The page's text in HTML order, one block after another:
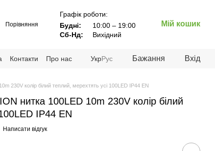
Порівняння
Графік роботи:
Будні:
10:00 – 19:00
Сб-Нд:
Вихідний
Мій кошик
Контакти
Про нас
УкрРус Бажання Вхід
230V колір білий теплий, мерехтять усі 100LED IP44 EN
нитка 100LED 10m 230V колір білий
IP44 EN
Написати відгук